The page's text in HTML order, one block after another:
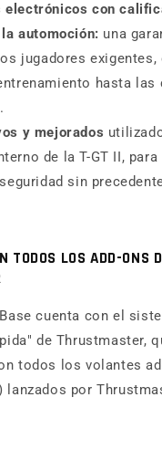
electrónicos con
automoción: una
jugadores exigentes,
hasta las
y mejorados
de la T-GT II,
sin
TODOS LOSADD-ONS
cuenta con el
de Thrustmaster,
todos los volantes
lanzados por